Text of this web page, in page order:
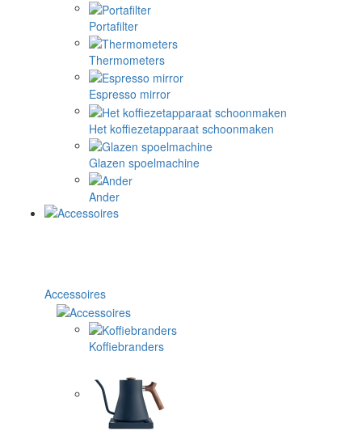
Portafilter
Thermometers
Espresso mirror
Het koffiezetapparaat schoonmaken
Glazen spoelmachine
Ander
Accessoires
Koffiebranders